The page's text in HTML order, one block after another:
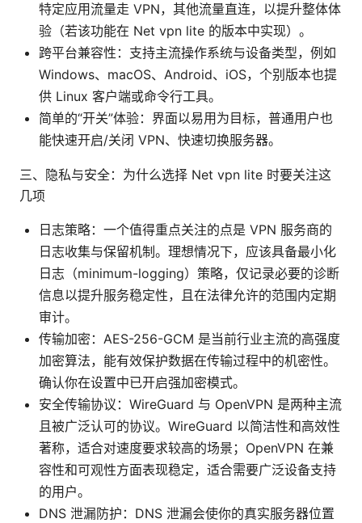
特定应用流量走 VPN，其他流量直连，以提升整体体
验（若该功能在 Net vpn lite 的版本中实现）。
跨平台兼容性：支持主流操作系统与设备类型，例如
Windows、macOS、Android、iOS，个别版本也提
供 Linux 客户端或命令行工具。
简单的“开关”体验：界面以易用为目标，普通用户也
能快速开启/关闭 VPN、快速切换服务器。
三、隐私与安全：为什么选择 Net vpn lite 时要关注这
几项
日志策略：一个值得重点关注的点是 VPN 服务商的
日志收集与保留机制。理想情况下，应该具备最小化
日志（minimum-logging）策略，仅记录必要的诊断
信息以提升服务稳定性，且在法律允许的范围内定期
审计。
传输加密：AES-256-GCM 是当前行业主流的高强度
加密算法，能有效保护数据在传输过程中的机密性。
确认你在设置中已开启强加密模式。
安全传输协议：WireGuard 与 OpenVPN 是两种主流
且被广泛认可的协议。WireGuard 以简洁性和高效性
著称，适合对速度要求较高的场景；OpenVPN 在兼
容性和可观性方面表现稳定，适合需要广泛设备支持
的用户。
DNS 泄漏防护：DNS 泄漏会使你的真实服务器位置